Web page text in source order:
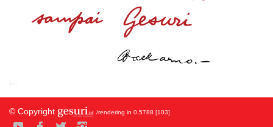
© Copyright /rendering in 0.5788 [103]